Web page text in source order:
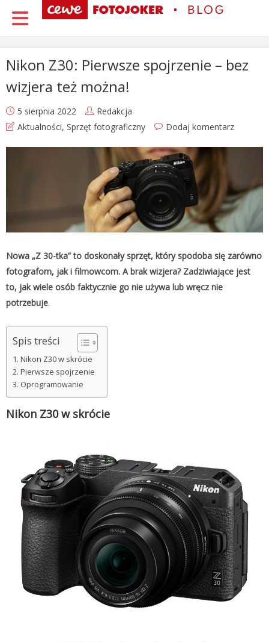
Nikon Z30: Pierwsze spojrzenie – bez
wizjera też można!
5 sierpnia 2022
Redakcja
Aktualności, Sprzęt fotograficzny Dodaj komentarz
Nowa „Z 30-tka” to doskonały sprzęt, który spodoba się zarówno
fotografom, jak i filmowcom. A brak wizjera? Zadziwiające jest
to, jak wiele osób faktycznie go nie używa lub wręcz nie
potrzebuje.
Spis treści
Nikon Z30 w skrócie
Pierwsze spojrzenie
Oprogramowanie
Nikon Z30 w skrócie